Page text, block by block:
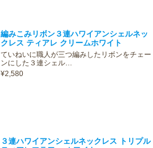
編みこみリボン３連ハワイアンシェルネッ
クレス ティアレ クリームホワイト
ていねいに職人が三つ編みしたリボンをチェー
ンにした３連シェル…
¥2,580
３連ハワイアンシェルネックレス トリプル